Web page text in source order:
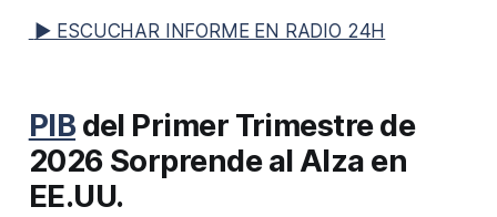
▶ ESCUCHAR INFORME EN RADIO 24H
PIBdel Primer Trimestre de
2026 Sorprende al Alza en
EE.UU.